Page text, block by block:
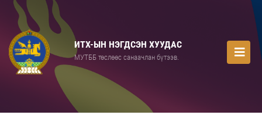
ИТХ-ЫН НЭГДСЭН ХУУДАС
МУТББ төслөөс санаачлан бүтээв.